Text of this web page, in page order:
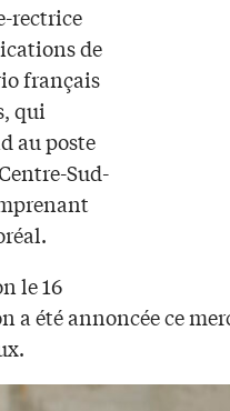
rectrice
de
français
qui
au poste
Sud-
le 16
a été annoncée ce